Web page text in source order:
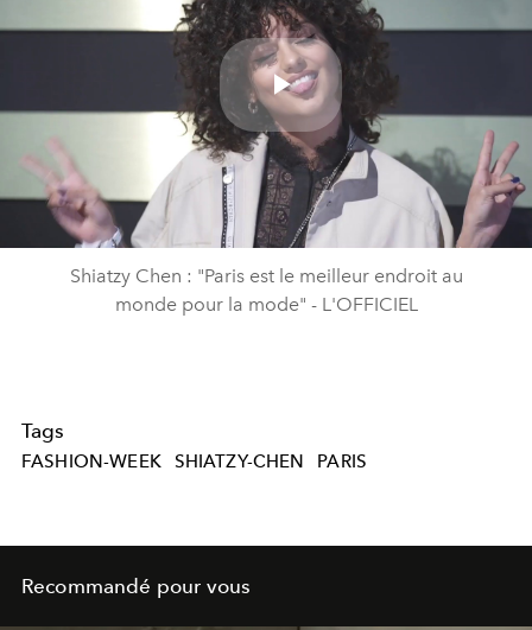
Play
Video
Shiatzy Chen : "Paris est le meilleur endroit au
monde pour la mode" - L'OFFICIEL
Tags
FASHION-WEEK SHIATZY-CHEN PARIS
Recommandé pour vous